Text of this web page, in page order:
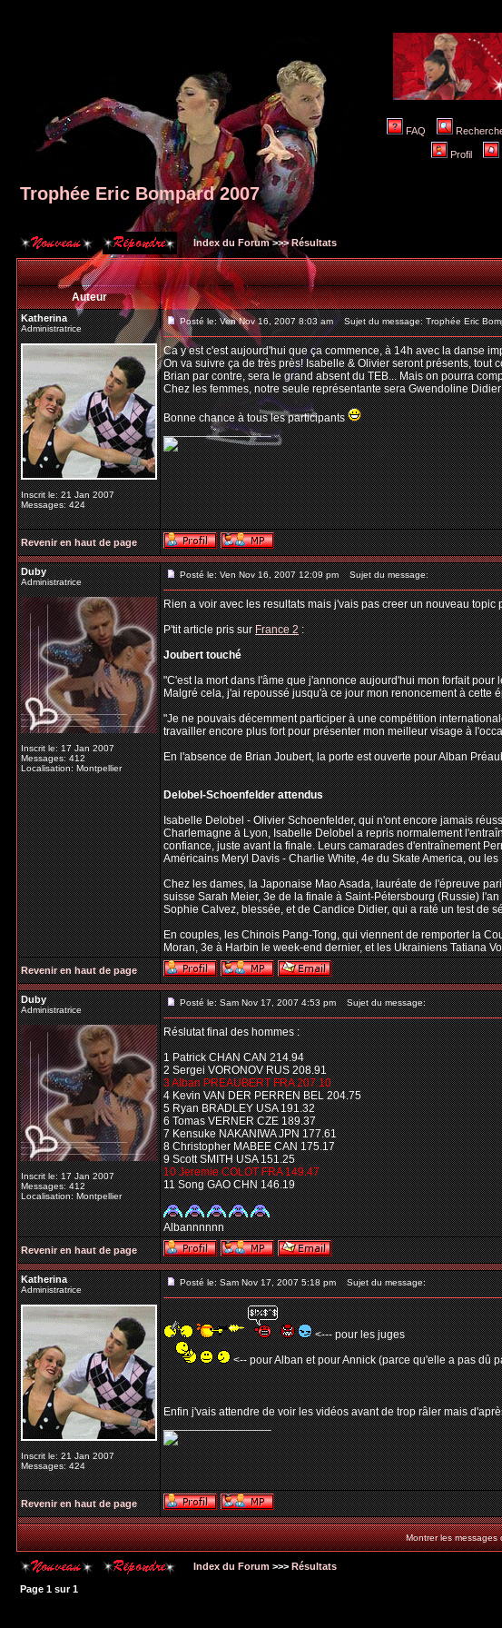
FAQ
Profil
Trophée Eric Bompard 2007
Index du Forum>>>Résultats
Auteur
Katherina
Administratrice
Inscrit le: 21 Jan 2007
Messages: 424
Posté le: Ven Nov 16, 2007 8:03 am Sujet du message: Trophée Eric
Ca y est c'est aujourd'hui que ça commence, à 14h avec la danse
On va suivre ça de très près! Isabelle & Olivier seront présents,
Brian par contre, sera le grand absent du TEB... Mais on pourra
Chez les femmes, notre seule représentante sera Gwendoline
Bonne chance à tous les participants
_________________
Revenir en haut de page
Duby
Administratrice
Inscrit le: 17 Jan 2007
Messages: 412
Localisation: Montpellier
Posté le: Ven Nov 16, 2007 12:09 pm Sujet du message:
Rien a voir avec les resultats mais j'vais pas creer un nouveau topic
P'tit article pris surFrance 2:
Joubert touché
"C'est la mort dans l'âme que j'annonce aujourd'hui mon forfait
Malgré cela, j'ai repoussé jusqu'à ce jour mon renoncement à cette
"Je ne pouvais décemment participer à une compétition
travailler encore plus fort pour présenter mon meilleur visage à
En l'absence de Brian Joubert, la porte est ouverte pour Alban
Delobel-Schoenfelder attendus
Isabelle Delobel - Olivier Schoenfelder, qui n'ont encore jamais
Charlemagne à Lyon, Isabelle Delobel a repris normalement
confiance, juste avant la finale. Leurs camarades d'entraînement
Américains Meryl Davis - Charlie White, 4e du Skate America, ou
Chez les dames, la Japonaise Mao Asada, lauréate de l'épreuve
suisse Sarah Meier, 3e de la finale à Saint-Pétersbourg (Russie)
Sophie Calvez, blessée, et de Candice Didier, qui a raté un test de
En couples, les Chinois Pang-Tong, qui viennent de remporter la
Moran, 3e à Harbin le week-end dernier, et les Ukrainiens Tatiana
Revenir en haut de page
Duby
Administratrice
Inscrit le: 17 Jan 2007
Messages: 412
Localisation: Montpellier
Posté le: Sam Nov 17, 2007 4:53 pm Sujet du message:
Réslutat final des hommes :
1 Patrick CHAN CAN 214.94
2 Sergei VORONOV RUS 208.91
3 Alban PREAUBERT FRA 207.10
4 Kevin VAN DER PERREN BEL 204.75
5 Ryan BRADLEY USA 191.32
6 Tomas VERNER CZE 189.37
7 Kensuke NAKANIWA JPN 177.61
8 Christopher MABEE CAN 175.17
9 Scott SMITH USA 151.25
10 Jeremie COLOT FRA 149.47
11 Song GAO CHN 146.19
Albannnnnn
Revenir en haut de page
Katherina
Administratrice
Inscrit le: 21 Jan 2007
Messages: 424
Posté le: Sam Nov 17, 2007 5:18 pm Sujet du message:
<--- pour les juges
<-- pour Alban et pour Annick (parce qu'elle a pas dû
Enfin j'vais attendre de voir les vidéos avant de trop râler mais
_________________
Revenir en haut de page
Montrer les
Index du Forum >>> Résultats
Page 1 sur1